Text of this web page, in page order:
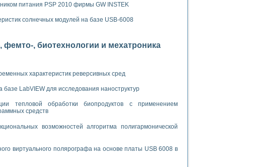
INSTRUMENTS в Нижегородском госуниверситете им. Н.И. Лобачевского
в ИКТ насыщенной среде
колледже связи и информатики
авионики
питания PSP 2010 фирмы GW INSTEK
солнечных модулей на базе USB-6008
, биотехнологии и мехатроника
характеристик реверсивных сред
LabVIEW для исследования наноструктур
тепловой обработки биопродуктов с применением
средств
возможностей алгоритма полигармонической
виртуального полярографа на основе платы USB 6008 в